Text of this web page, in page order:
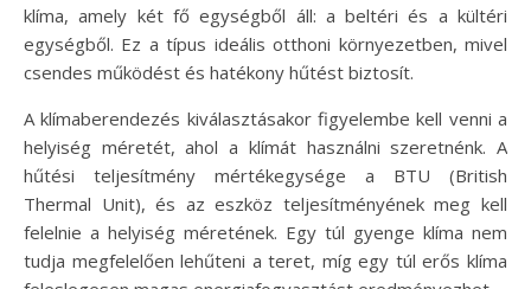
klíma, amely két fő egységből áll: a beltéri és a kültéri
egységből. Ez a típus ideális otthoni környezetben, mivel
csendes működést és hatékony hűtést biztosít.
A klímaberendezés kiválasztásakor figyelembe kell venni a
helyiség méretét, ahol a klímát használni szeretnénk. A
hűtési teljesítmény mértékegysége a BTU (British
Thermal Unit), és az eszköz teljesítményének meg kell
felelnie a helyiség méretének. Egy túl gyenge klíma nem
tudja megfelelően lehűteni a teret, míg egy túl erős klíma